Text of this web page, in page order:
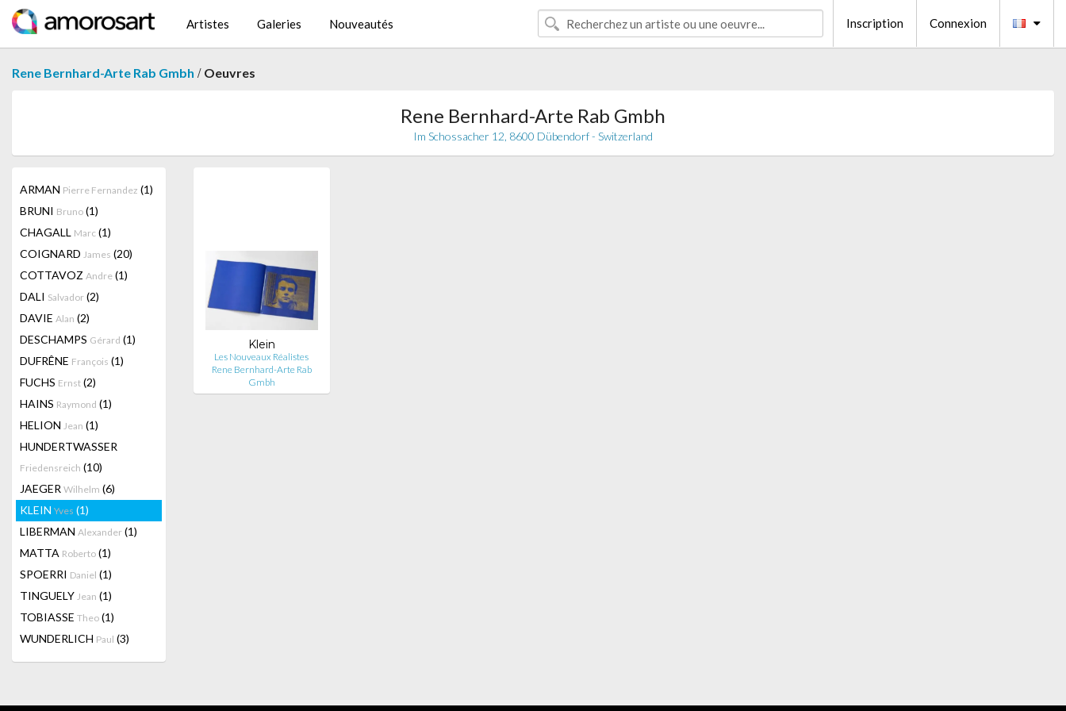
Artistes Galeries Nouveautés Inscription Connexion
Rene Bernhard-Arte Rab Gmbh / Oeuvres
Rene Bernhard-Arte Rab Gmbh
Im Schossacher 12, 8600 Dübendorf - Switzerland
ARMAN Pierre Fernandez (1)
BRUNI Bruno (1)
CHAGALL Marc (1)
COIGNARD James (20)
COTTAVOZ Andre (1)
DALI Salvador (2)
DAVIE Alan (2)
DESCHAMPS Gérard (1)
DUFRÊNE François (1)
FUCHS Ernst (2)
HAINS Raymond (1)
HELION Jean (1)
HUNDERTWASSER
Friedensreich (10)
JAEGER Wilhelm (6)
KLEIN Yves (1)
LIBERMAN Alexander (1)
MATTA Roberto (1)
SPOERRI Daniel (1)
TINGUELY Jean (1)
TOBIASSE Theo (1)
WUNDERLICH Paul (3)
Klein
Les Nouveaux Réalistes
Rene Bernhard-Arte Rab
Gmbh